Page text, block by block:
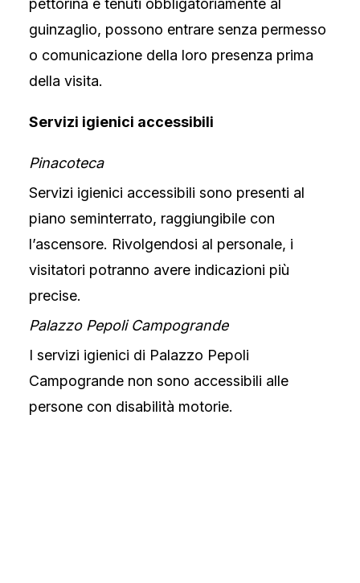
pettorina e tenuti obbligatoriamente al
guinzaglio, possono entrare senza permesso
o comunicazione della loro presenza prima
della visita.
Servizi igienici accessibili
Pinacoteca
Servizi igienici accessibili sono presenti al
piano seminterrato, raggiungibile con
l’ascensore. Rivolgendosi al personale, i
visitatori potranno avere indicazioni più
precise.
Palazzo Pepoli Campogrande
I servizi igienici di Palazzo Pepoli
Campogrande non sono accessibili alle
persone con disabilità motorie.